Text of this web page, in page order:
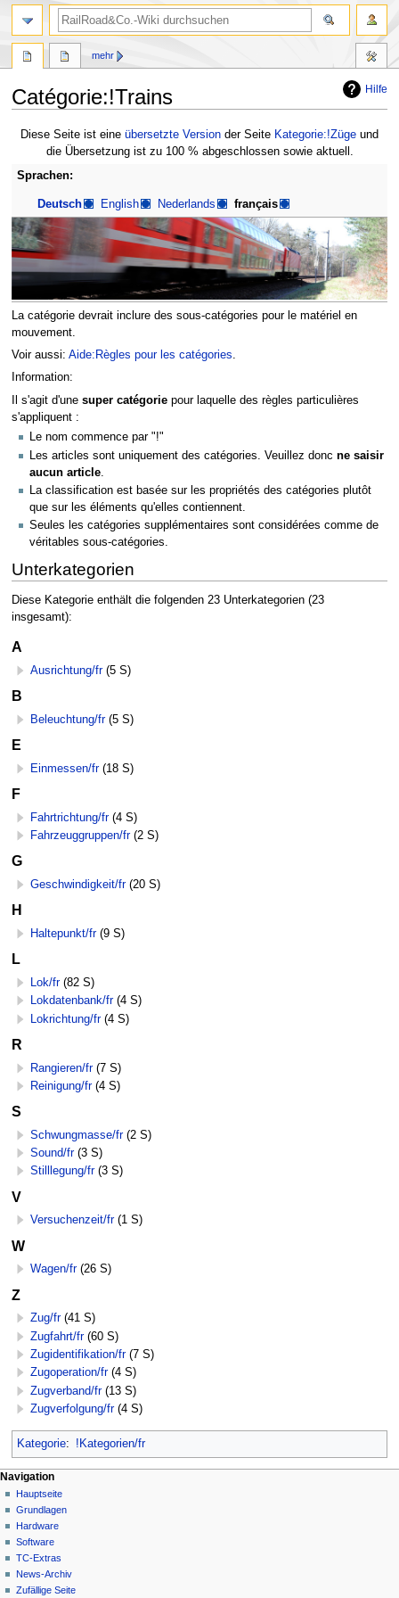
Hilfe
Catégorie:!Trains
Zur
Navigation
ZurDiese Seite ist eine übersetzte Version der Seite Kategorie:!Züge und
die Übersetzung ist zu 100 % abgeschlossen sowie aktuell.
Sprachen:
Deutsch English Nederlands français
La catégorie devrait inclure des sous-catégories pour le matériel en
mouvement.
Voir aussi: Aide:Règles pour les catégories.
Information:
Il s'agit d'une super catégoriepour laquelle des règles particulières
s'appliquent :
Le nom commence par "!"
Les articles sont uniquement des catégories. Veuillez donc ne saisir
aucun article
La classification est basée sur les propriétés des catégories plutôt
que sur les éléments qu'elles contiennent.
Seules les catégories supplémentaires sont considérées comme de
véritables sous-catégories.
Unterkategorien
Diese Kategorie enthält die folgenden 23 Unterkategorien (23
insgesamt):
A
Ausrichtung/fr (5 S)
B
Beleuchtung/fr (5 S)
E
Einmessen/fr (18 S)
F
Fahrtrichtung/fr (4 S)
Fahrzeuggruppen/fr (2 S)
G
Geschwindigkeit/fr (20 S)
H
Haltepunkt/fr (9 S)
L
Lok/fr (82 S)
Lokdatenbank/fr (4 S)
Lokrichtung/fr (4 S)
R
Rangieren/fr (7 S)
Reinigung/fr (4 S)
S
Schwungmasse/fr (2 S)
Sound/fr (3 S)
Stilllegung/fr (3 S)
V
Versuchenzeit/fr (1 S)
W
Wagen/fr (26 S)
Z
Zug/fr (41 S)
Zugfahrt/fr (60 S)
Zugidentifikation/fr (7 S)
Zugoperation/fr (4 S)
Zugverband/fr (13 S)
Zugverfolgung/fr (4 S)
Kategorie: !Kategorien/fr
N
a
v
g
a
Seitenaktionen
Kategorie
Diskussion
Lesen
Quelltext
anzeigen
Versionsgeschichte
mehr
Meine Werkzeuge
Deutsch
Anmelden
Navigation
Hauptseite
Grundlagen
Hardware
Software
TC-Extras
News-Archiv
Zufällige Seite
Suche